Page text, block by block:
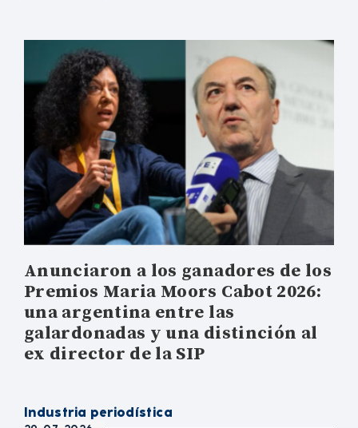
Anunciaron a los ganadores de los
Premios Maria Moors Cabot 2026:
una argentina entre las
galardonadas y una distinción al
ex director de la SIP
Industria periodística